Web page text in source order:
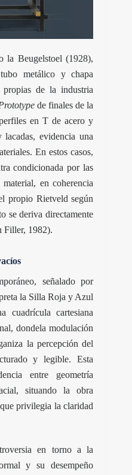
la Beugelstoel (1928),
metálico y chapa
propias de la industria
de finales de la
en T de acero y
lacadas, evidencia una
En estos casos,
condicionada por las
en coherencia
propio Rietveld según
se deriva directamente
Filler, 1982).
señalado por
la Silla Roja y Azul
cuadrícula cartesiana
dondela modulación
la percepción del
y legible. Esta
entre geometría
situando la obra
privilegia la claridad
en torno a la
y su desempeño